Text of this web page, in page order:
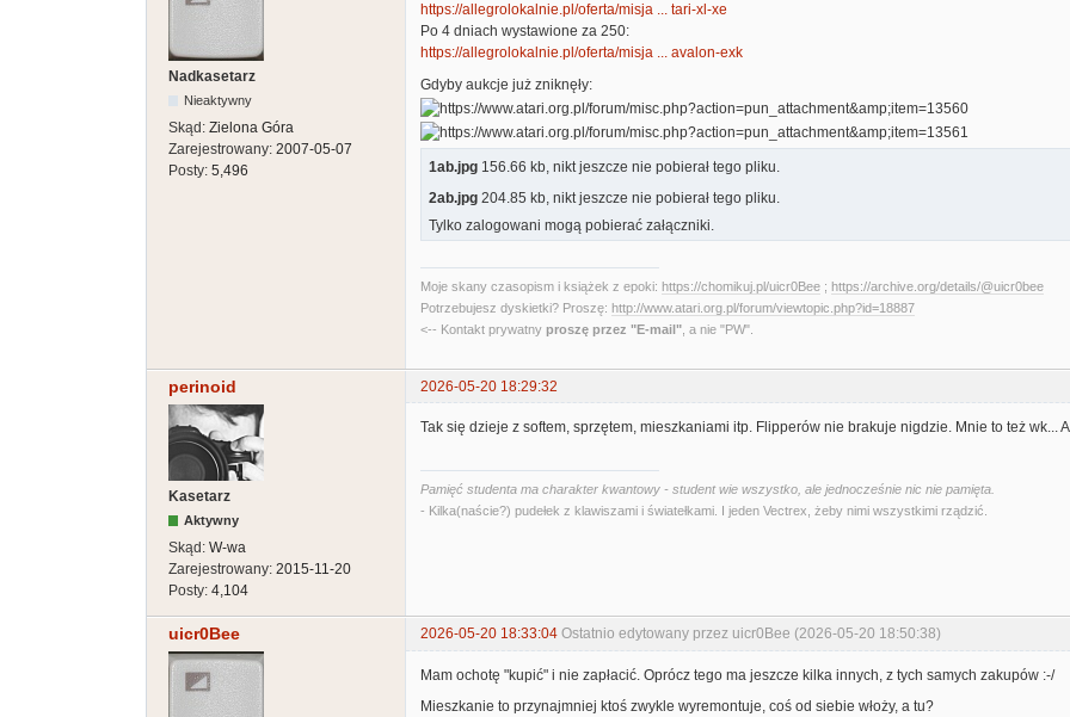
Nadkasetarz
Nieaktywny
Skąd: Zielona Góra
Zarejestrowany: 2007-05-07
Posty: 5,496
https://allegrolokalnie.pl/oferta/misja ... tari-xl-xe
Po 4 dniach wystawione za 250:
https://allegrolokalnie.pl/oferta/misja ... avalon-exk
Gdyby aukcje już zniknęły:
1ab.jpg 156.66 kb, nikt jeszcze nie pobierał tego pliku.
2ab.jpg 204.85 kb, nikt jeszcze nie pobierał tego pliku.
Tylko zalogowani mogą pobierać załączniki.
Moje skany czasopism i książek z epoki: https://chomikuj.pl/uicr0Bee ; https://archive.org/details/@uicr0bee
Potrzebujesz dyskietki? Proszę: http://www.atari.org.pl/forum/viewtopic.php?id=18887
<-- Kontakt prywatny proszę przez "E-mail" , a nie "PW".
perinoid 2026-05-20 18:29:32
Kasetarz
Aktywny
Skąd: W-wa
Zarejestrowany: 2015-11-20
Posty: 4,104
Tak się dzieje z softem, sprzętem, mieszkaniami itp. Flipperów nie brakuje nigdzie. Mnie to też wk...
Pamięć studenta ma charakter kwantowy - student wie wszystko, ale jednocześnie nic nie pamięta.
- Kilka(naście?) pudełek z klawiszami i światełkami. I jeden Vectrex, żeby nimi wszystkimi rządzić.
uicr0Bee 2026-05-20 18:33:04 Ostatnio edytowany przez uicr0Bee (2026-05-20 18:50:38)
Mam ochotę "kupić" i nie zapłacić. Oprócz tego ma jeszcze kilka innych, z tych samych zakupów :-/
Mieszkanie to przynajmniej ktoś zwykle wyremontuje, coś od siebie włoży, a tu?